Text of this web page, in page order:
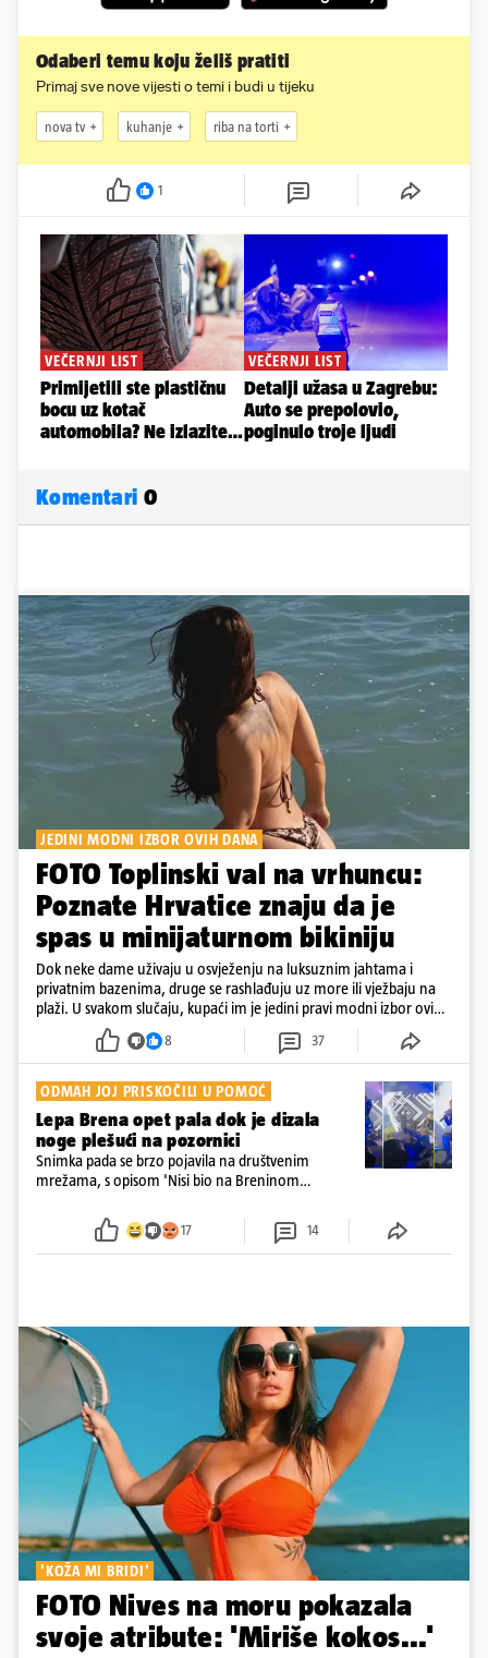
Odaberi temu koju želiš pratiti
Primaj sve nove vijesti o temi i budi u tijeku
nova tv kuhanje riba na torti
1
Komentari 0
JEDINI MODNI IZBOR OVIH DANA
FOTO Toplinski val na vrhuncu:
Poznate Hrvatice znaju da je
spas u minijaturnom bikiniju
Dok neke dame uživaju u osvježenju na luksuznim jahtama i
privatnim bazenima, druge se rashlađuju uz more ili vježbaju na
plaži. U svakom slučaju, kupaći im je jedini pravi modni izbor ovih
8 37
ODMAH JOJ PRISKOČILI U POMOĆ
Lepa Brena opet pala dok je dizala
noge plešući na pozornici
Snimka pada se brzo pojavila na društvenim
mrežama, s opisom 'Nisi bio na Breninom
Srećom, pjevačica se nije ozlijedila nego je s
osmijehom nastavila pjevati
17 14
'KOŽA MI BRIDI'
FOTO Nives na moru pokazala
svoje atribute: 'Miriše kokos...'